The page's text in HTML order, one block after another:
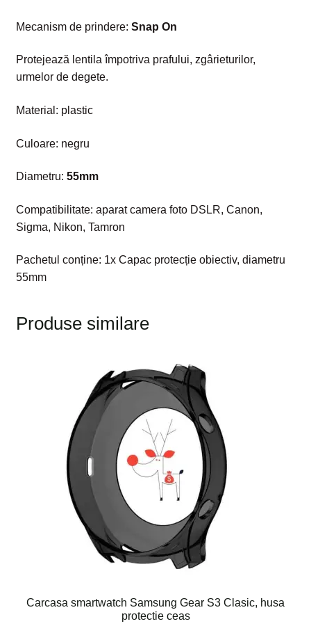
Mecanism de prindere: Snap On
Protejează lentila împotriva prafului, zgârieturilor,
urmelor de degete.
Material: plastic
Culoare: negru
Diametru: 55mm
Compatibilitate: aparat camera foto DSLR, Canon,
Sigma, Nikon, Tamron
Pachetul conține: 1x Capac protecție obiectiv, diametru
55mm
Produse similare
Carcasa smartwatch Samsung Gear S3 Clasic, husa
protectie ceas